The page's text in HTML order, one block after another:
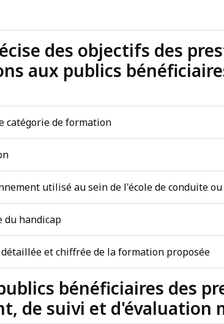
des objectifs des
aux publics
catégorie de formation
utilisé au sein de l'école de conduite
du handicap
et chiffrée de la formation proposée
bénéficiaires des
de suivi et d'évaluation